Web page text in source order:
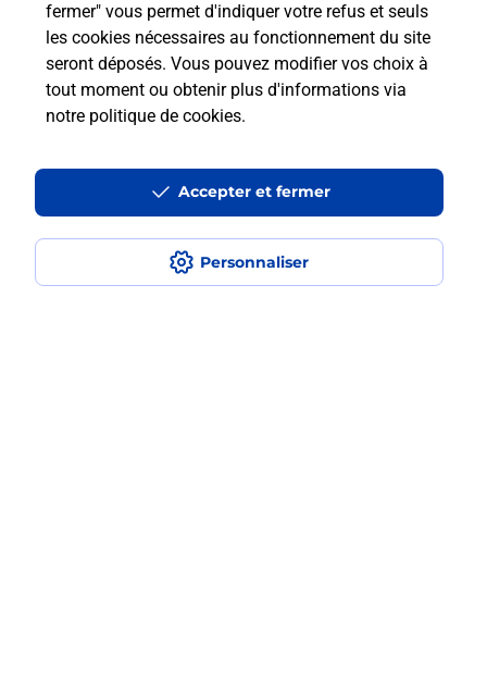
fermer" vous permet d'indiquer votre refus et seuls
les cookies nécessaires au fonctionnement du site
seront déposés. Vous pouvez modifier vos choix à
tout moment ou obtenir plus d'informations via
notre politique de cookies.
Personnaliser
Accepter et fermer
Est-ce que je peux bénéficier de la 5G
avec La Poste Mobile ?
Est-ce que je peux utiliser mon forfait
à l’étranger avec La Poste Mobile ?
Est-ce que je peux payer mon iPhone
en plusieurs fois avec La Poste Mobile
?